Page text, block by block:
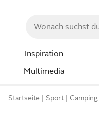
Inspiration
Multimedia
Startseite Sport Camping